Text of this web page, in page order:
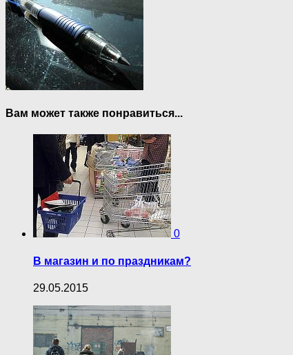
Вам может также понравиться...
0
В магазин и по праздникам?
29.05.2015